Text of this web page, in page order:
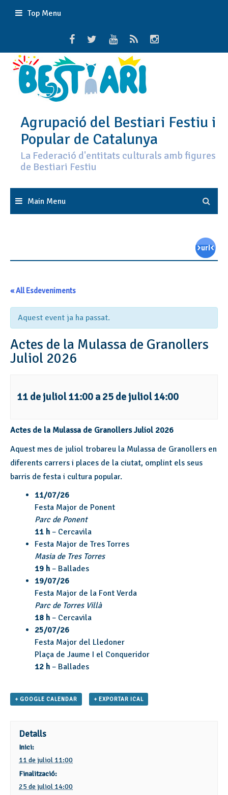
Top Menu
Agrupació del Bestiari Festiu i
Popular de Catalunya
La Federació d'entitats culturals amb figures
de Bestiari Festiu
Main Menu
« All Esdeveniments
Aquest event ja ha passat.
Actes de la Mulassa de Granollers
Juliol 2026
11 de juliol 11:00 a25 de juliol 14:00
Actes de la Mulassa de Granollers Juliol 2026
Aquest mes de juliol trobareu la Mulassa de Granollers en
diferents carrers i places de la ciutat, omplint els seus
barris de festa i cultura popular.
11/07/26
Festa Major de Ponent
Parc de Ponent
11 h – Cercavila
Festa Major de Tres Torres
Masia de Tres Torres
19 h – Ballades
19/07/26
Festa Major de la Font Verda
Parc de Torres Villà
18 h – Cercavila
25/07/26
Festa Major del Lledoner
Plaça de Jaume I el Conqueridor
12 h – Ballades
+ GOOGLE CALENDAR + EXPORTAR ICAL
Detalls
Inici:
11 de juliol 11:00
Finalització:
25 de juliol 14:00